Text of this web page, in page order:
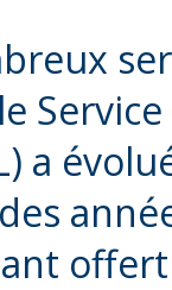
a